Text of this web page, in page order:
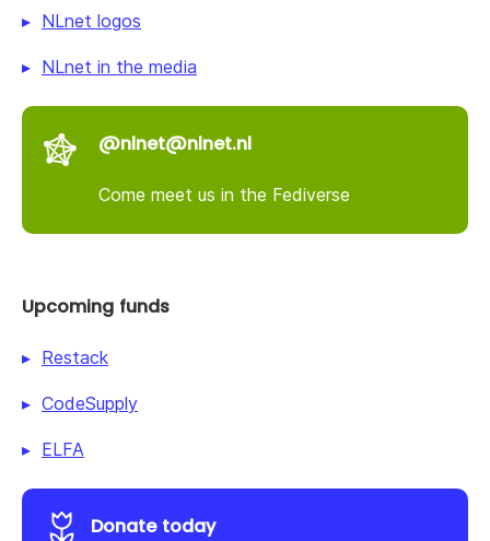
NLnet logos
NLnet in the media
@nlnet@nlnet.nl
Come meet us in the Fediverse
Upcoming funds
Restack
CodeSupply
ELFA
Donate today